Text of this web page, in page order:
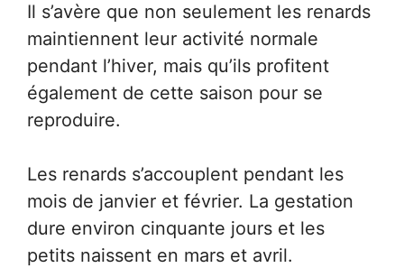
Il s’avère que non seulement les renards
maintiennent leur activité normale
pendant l’hiver, mais qu’ils profitent
également de cette saison pour se
reproduire.
Les renards s’accouplent pendant les
mois de janvier et février. La gestation
dure environ cinquante jours et les
petits naissent en mars et avril.